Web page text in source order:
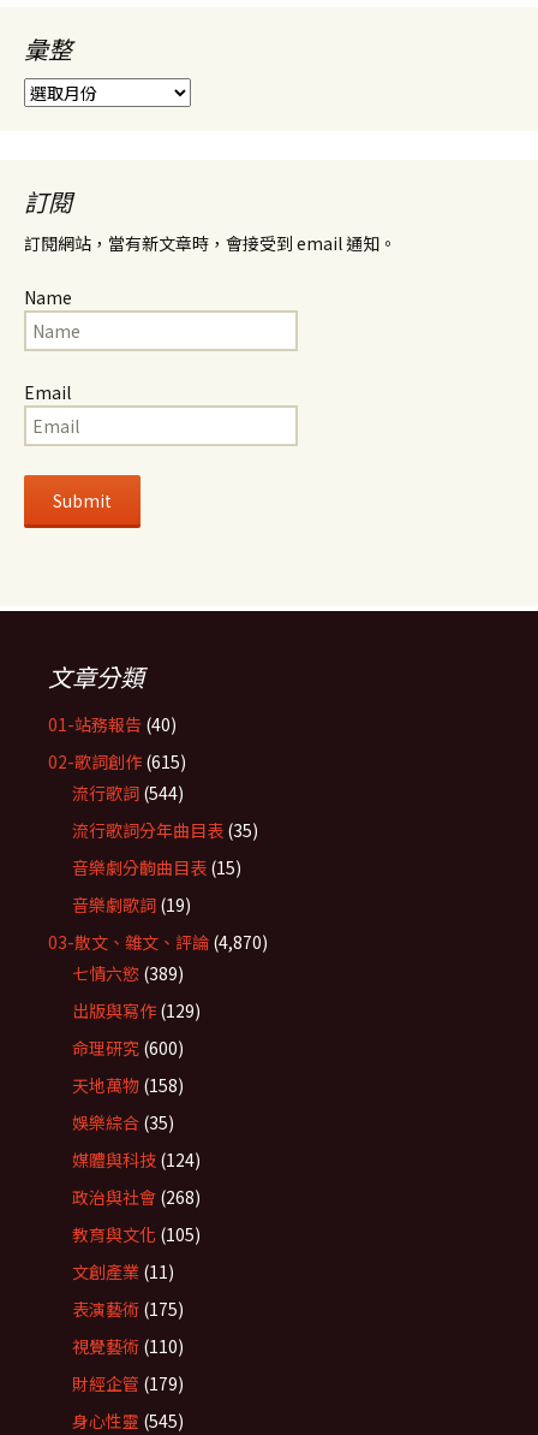
彙整
彙
整
訂閱
訂閱網站，當有新文章時，會接受到 email 通知。
Name
Email
文章分類
01-站務報告 (40)
02-歌詞創作 (615)
流行歌詞 (544)
流行歌詞分年曲目表 (35)
音樂劇分齣曲目表 (15)
音樂劇歌詞 (19)
03-散文、雜文、評論 (4,870)
七情六慾 (389)
出版與寫作 (129)
命理研究 (600)
天地萬物 (158)
娛樂綜合 (35)
媒體與科技 (124)
政治與社會 (268)
教育與文化 (105)
文創產業 (11)
表演藝術 (175)
視覺藝術 (110)
財經企管 (179)
身心性靈 (545)